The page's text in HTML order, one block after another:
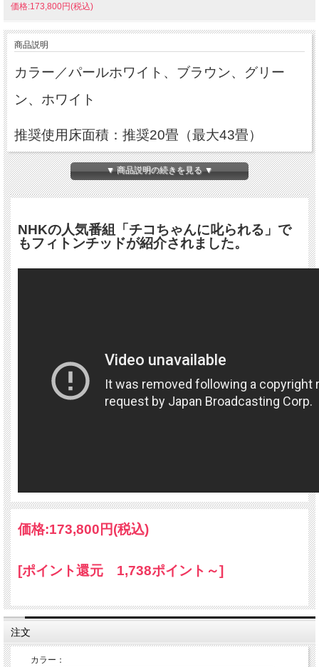
価格:173,800円(税込)
商品説明
カラー／パールホワイト、ブラウン、グリー
ン、ホワイト
推奨使用床面積：推奨20畳（最大43畳）
重量：3.3ｋｇ（本体重量約2.3kg、溶液1L約
1kg）
本製
電源:本体電源DC24V（AC100～240V）
溶液消費量：1日8時間運転/約30日で1本消費。
溶液カートリッジ用量 1000ml入り。
ら！
▼ 商品説明の続きを見る ▼
NHKの人気番組「チコちゃんに叱られる」で
もフィトンチッドが紹介されました。
価格:173,800円(税込)
[ポイント還元 1,738ポイント～]
注文
カラー：